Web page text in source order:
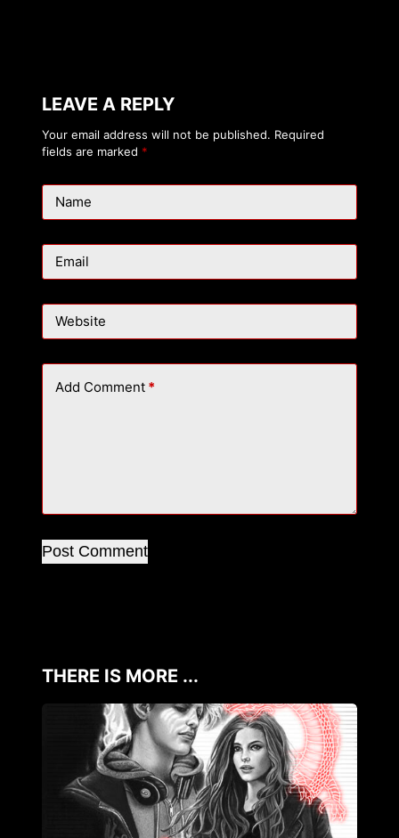
LEAVE A REPLY
Your email address will not be published. Required
fields are marked *
Name
Email
Website
Add Comment*
Post Comment
THERE IS MORE ...